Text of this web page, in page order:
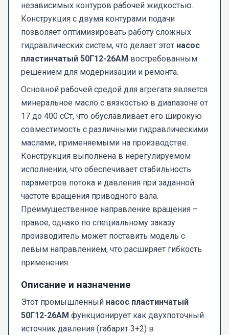
независимых контуров рабочей жидкостью.
Конструкция с двумя контурами подачи
позволяет оптимизировать работу сложных
гидравлических систем, что делает этот насос
пластинчатый 50Г12-26АМ востребованным
решением для модернизации и ремонта.
Основной рабочей средой для агрегата является
минеральное масло с вязкостью в диапазоне от
17 до 400 сСт, что обуславливает его широкую
совместимость с различными гидравлическими
маслами, применяемыми на производстве.
Конструкция выполнена в нерегулируемом
исполнении, что обеспечивает стабильность
параметров потока и давления при заданной
частоте вращения приводного вала.
Преимущественное направление вращения –
правое, однако по специальному заказу
производитель может поставить модель с
левым направлением, что расширяет гибкость
применения.
Описание и назначение
Этот промышленный насос пластинчатый
50Г12-26АМ функционирует как двухпоточный
источник давления (габарит 3+2) в